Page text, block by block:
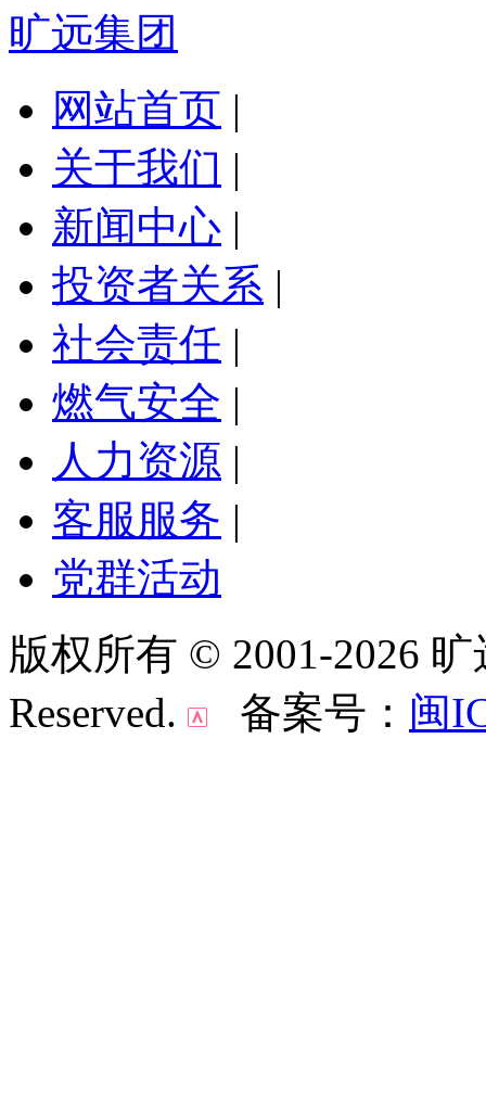
旷远集团
网站首页 |
关于我们 |
新闻中心 |
投资者关系 |
社会责任 |
燃气安全 |
人力资源 |
客服服务 |
党群活动
版权所有 © 2001-2026
Reserved.
备案号： 闽